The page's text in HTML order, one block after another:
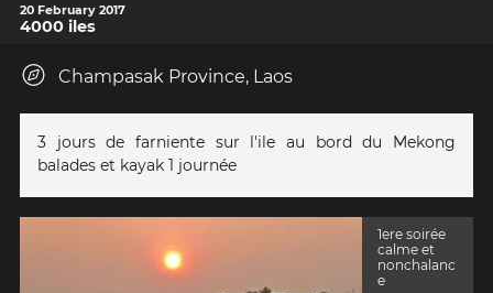
20 February 2017
4000 iles
Champasak Province, Laos
3 jours de farniente sur l'ile au bord du Mekong
balades et kayak 1 journée
1ere soirée
calme et
nonchalanc
e